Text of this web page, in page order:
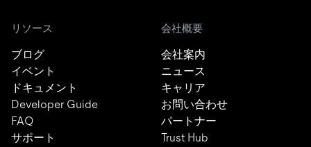
リソース
ブログ
イベント
ドキュメント
Developer Guide
FAQ
サポート
会社概要
会社案内
ニュース
キャリア
お問い合わせ
パートナー
Trust Hub